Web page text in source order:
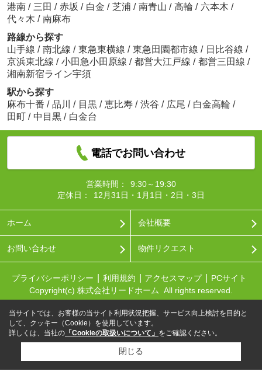
港南 / 三田 / 赤坂 / 白金 / 芝浦 / 南青山 / 高輪 / 六本木 /
代々木 / 南麻布
路線から探す
山手線 / 南北線 / 東急東横線 / 東急田園都市線 / 日比谷線 /
京浜東北線 / 小田急小田原線 / 都営大江戸線 / 都営三田線 /
湘南新宿ライン宇須
駅から探す
麻布十番 / 品川 / 目黒 / 恵比寿 / 渋谷 / 広尾 / 白金高輪 /
田町 / 中目黒 / 白金台
電話でお問い合わせ
営業時間：
9:30～19:30
定休日：
12月31日・1月1日・2日・3日
ホーム 会社概要
お問い合わせ 物件リクエスト
プライバシーポリシー 利用規約 アクセスマップ
PCサイト
Copyright(c) 株式会社リードホーム All rights reserved.
当サイトでは、お客様の当サイト利用状況把握、サービス向上検討を目的と
して、クッキー（Cookie）を使用しています。
詳しくは、当社の 「Cookieの取扱いについて」 をご確認ください。
閉じる